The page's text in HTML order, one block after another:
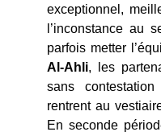
exceptionnel,
l’inconstance au
parfois metter
Al-Ahli, les
sans
rentrent au
En seconde